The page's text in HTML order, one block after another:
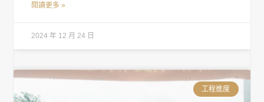
閱讀更多 »
2024 年 12 月 24 日
工程進度